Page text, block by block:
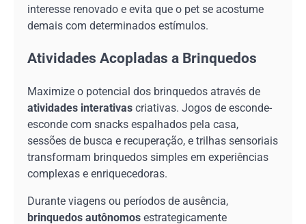
interesse renovado e evita que o pet se acostume
demais com determinados estímulos.
Atividades Acopladas a Brinquedos
Maximize o potencial dos brinquedos através de
atividades interativas criativas. Jogos de esconde-
esconde com snacks espalhados pela casa,
sessões de busca e recuperação, e trilhas sensoriais
transformam brinquedos simples em experiências
complexas e enriquecedoras.
Durante viagens ou períodos de ausência,
brinquedos autônomos estrategicamente